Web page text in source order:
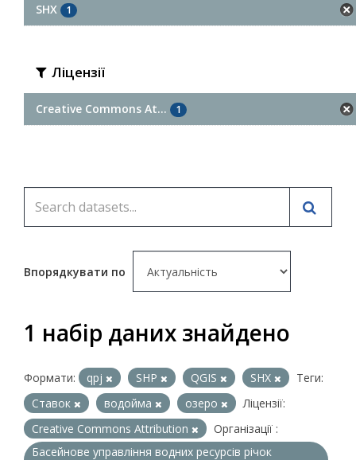
SHX 1
Ліцензії
Creative Commons At... 1
Впорядкувати по
1 набір даних знайдено
Формати: qpj SHP QGIS SHX
Теги:
Ставок
водойма озеро
Ліцензії:
Creative Commons Attribution
Організації :
Басейнове управління водних ресурсів річок